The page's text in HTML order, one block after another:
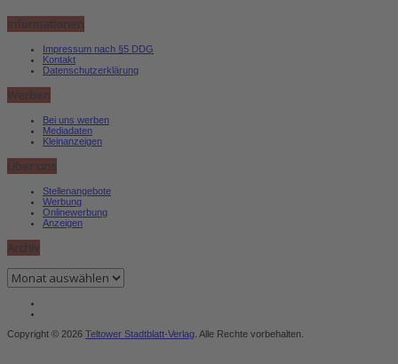
Informationen
Impressum nach §5 DDG
Kontakt
Datenschutzerklärung
Werben
Bei uns werben
Mediadaten
Kleinanzeigen
Über uns
Stellenangebote
Werbung
Onlinewerbung
Anzeigen
Archiv
Archiv
Copyright © 2026 Teltower Stadtblatt-Verlag . Alle Rechte vorbehalten.